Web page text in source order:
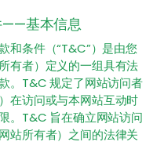
——基本信息
和条件（“T&C”）是由您
有者）定义的一组具有法
。T&C 规定了网站访问者
在访问或与本网站互动时
。T&C 旨在确立网站访问
站所有者）之间的法律关